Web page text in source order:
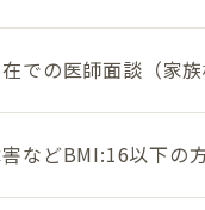
での医師面談（家族
などBMI:16以下の方